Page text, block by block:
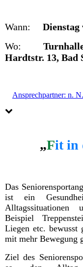
Wann: Dienstag
Wo:
Hardtstr. 13, Bad
Ansprechpartner: n. N.
„Fit in
Das
ist ein
Beispiel
Liegen etc. bewusst
mit mehr Bewegung
Ziel des